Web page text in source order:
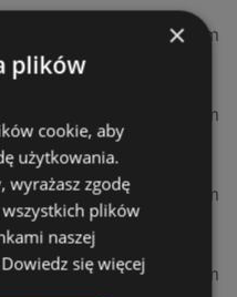
0,23 km
0,84 km
1,87 km
2,77 km
×
plików
cookie, aby
użytkowania.
wyrażasz zgodę
plików
naszej
Dowiedz się więcej